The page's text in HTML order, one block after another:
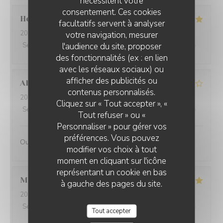
consentement. Ces cookies
facultatifs servent à analyser
votre navigation, mesurer
l'audience du site, proposer
des fonctionnalités (ex : en lien
avec les réseaux sociaux) ou
afficher des publicités ou
contenus personnalisés.
Cliquez sur « Tout accepter », «
Tout refuser » ou «
Personnaliser » pour gérer vos
préférences. Vous pouvez
modifier vos choix à tout
moment en cliquant sur l'icône
représentant un cookie en bas
à gauche des pages du site.
Tout accepter
Henri
2026-07-31
- 19:30 - Couverts 6
Service
Ambiance:5 /5 Cuisine : 5/5 Qualité / Prix
Alain
2026-07-31
- 19:30 - Couverts 2
Service
/5 Ambiance :4 Cuisine: 4/5 Qualité / Prix
Oui
Martine
2026-07-30
Service
Ambiance:5/5 Cuisine:5/5